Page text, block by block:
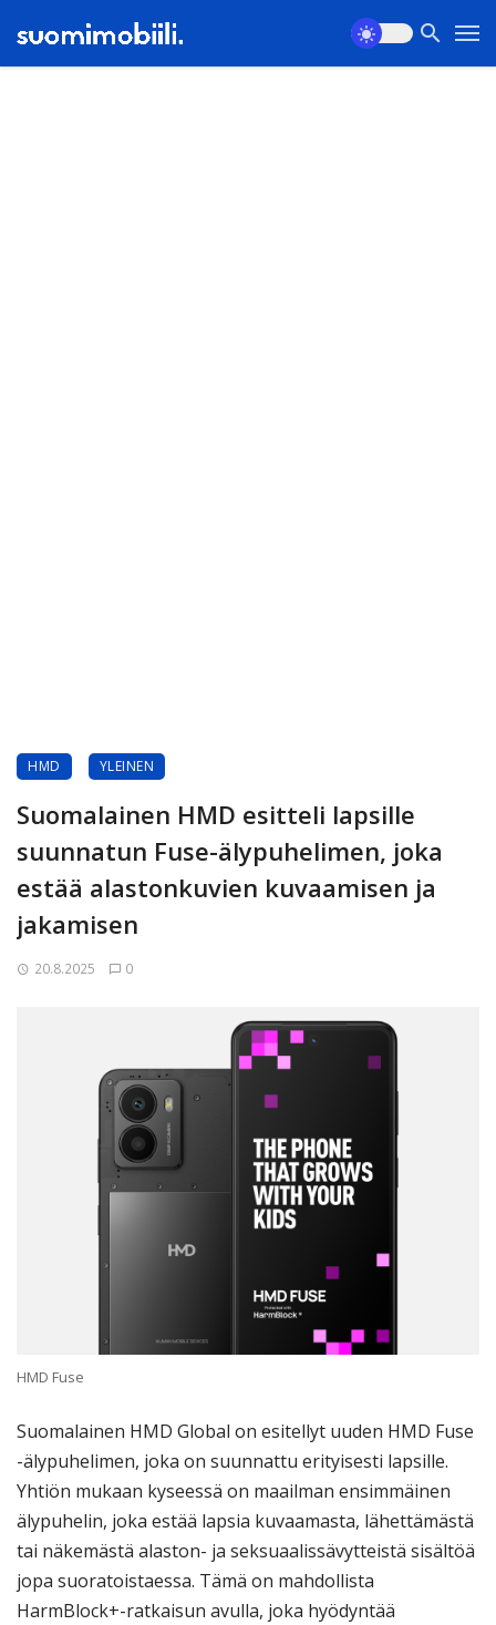
HMD YLEINEN
Suomalainen HMD esitteli lapsille
suunnatun Fuse-älypuhelimen, joka
estää alastonkuvien kuvaamisen ja
jakamisen
20.8.2025 0
HMD Fuse
Suomalainen HMD Global on esitellyt uuden HMD Fuse
-älypuhelimen, joka on suunnattu erityisesti lapsille.
Yhtiön mukaan kyseessä on maailman ensimmäinen
älypuhelin, joka estää lapsia kuvaamasta, lähettämästä
tai näkemästä alaston- ja seksuaalissävytteistä sisältöä
jopa suoratoistaessa. Tämä on mahdollista
HarmBlock+-ratkaisun avulla, joka hyödyntää